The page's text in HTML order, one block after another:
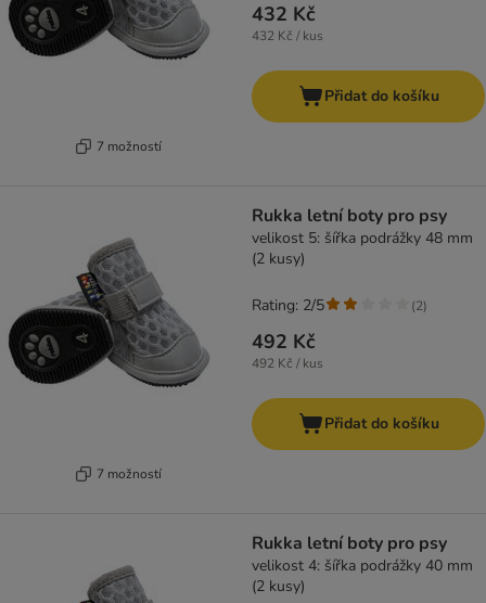
7 možností
432 Kč
432 Kč / kus
Přidat do košíku
7 možností
Rukka letní boty pro psy
velikost 5: šířka podrážky 48 mm
(2 kusy)
492 Kč
492 Kč / kus
Rating: 2/5 (2)
Přidat do košíku
Rukka letní boty pro psy
velikost 4: šířka podrážky 40 mm
(2 kusy)